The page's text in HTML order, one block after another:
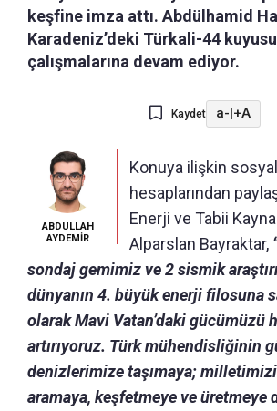
keşfine imza attı. Abdülhamid
Karadeniz’deki Türkali-44
çalışmalarına devam ediyor.
Kaydet a- +A
ABDULLAH
AYDEMİR
Konuya ilişkin
hesaplarından
Enerji ve Tabii
Alparslan Bayraktar,
sondaj gemimiz ve 2 sismik
dünyanın 4. büyük enerji filosuna
olarak Mavi Vatan’daki gücümüzü
artırıyoruz. Türk mühendisliğinin
denizlerimize taşımaya;
aramaya, keşfetmeye ve üretmeye